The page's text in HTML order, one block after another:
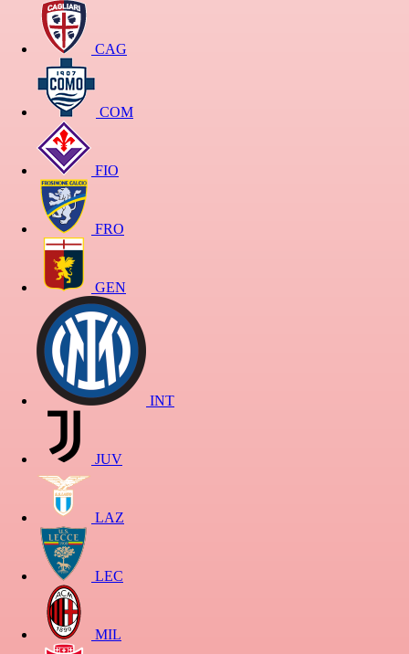
CAG
COM
FIO
FRO
GEN
INT
JUV
LAZ
LEC
MIL